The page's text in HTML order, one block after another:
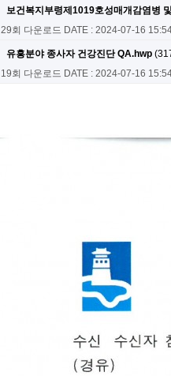
보건복지부령제1019호성매개감염병
29회 다운로드 DATE : 2024-07-16
유흥분야 종사자 건강진단 QA.hwp
19회 다운로드 DATE : 2024-07-16